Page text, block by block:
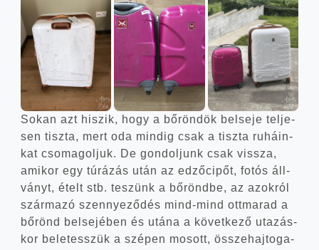
Sokan azt hiszik, hogy a bőrön­dök bel­se­je tel­je­
sen tisz­ta, mert oda min­dig csak a tisz­ta ruhá­in­
kat cso­ma­gol­juk. De gon­dol­junk csak vissza,
ami­kor egy túrá­zás után az edző­ci­pőt, fotós áll­
ványt, ételt stb. teszünk a bőrönd­be, az azok­ról
szár­ma­zó szennye­ző­dés mind-mind ott­ma­rad a
bőrönd bel­se­jé­ben és utá­na a követ­ke­ző uta­zás­
kor bele­tesszük a szé­pen mosott, össze­haj­to­ga­